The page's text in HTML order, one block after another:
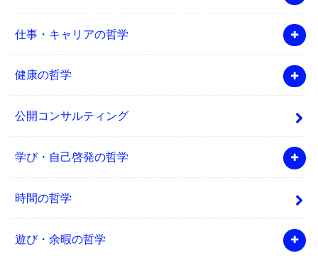
仕事・キャリアの哲学
健康の哲学
公開コンサルティング
学び・自己啓発の哲学
時間の哲学
遊び・余暇の哲学